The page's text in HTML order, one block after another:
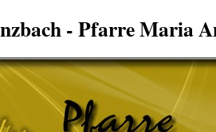
- Pfarre Maria